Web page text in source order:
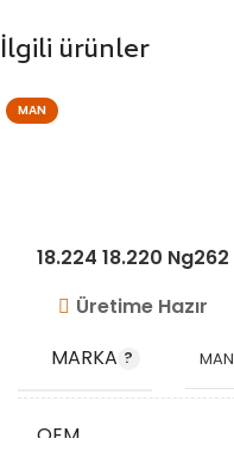
İlgili ürünler
MAN
18.224 18.220 Ng262
Üretime Hazır
MARKA
MAN
OEM